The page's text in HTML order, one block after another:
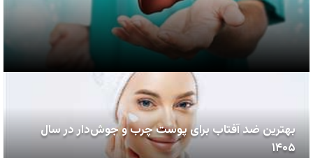
بهترین ضد آفتاب برای پوست چرب و جوش‌دار در سال
۱۴۰۵